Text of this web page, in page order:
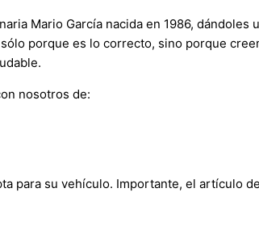
Mario García nacida en 1986,
porque es lo correcto, sino porque
nosotros de:
para su vehículo. Importante, el artículo